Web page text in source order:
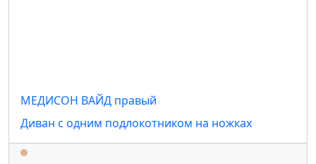
МЕДИСОН ВАЙД правый
Диван с одним подлокотником на ножках